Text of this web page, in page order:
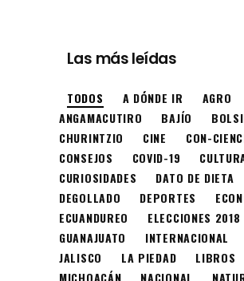
Las más leídas
TODOS A DÓNDE IR
AGRO
ANGAMACUTIRO
BAJÍO
CHURINTZIO
CINE
CON-
CONSEJOS
COVID-19
CURIOSIDADES
DATO DE DIETA
DEGOLLADO
DEPORTES
ECUANDUREO
ELECCIONES 2018
GUANAJUATO
INTERNACIONAL
JALISCO
LA PIEDAD
LIBROS
MICHOACÁN
NACIONAL